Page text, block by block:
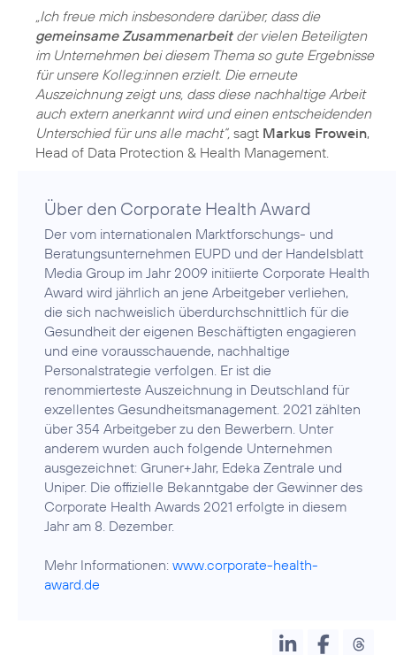
„Ich freue mich insbesondere darüber, dass die
gemeinsame Zusammenarbeitder vielen Beteiligten
im Unternehmen bei diesem Thema so gute Ergebnisse
für unsere Kolleg:innen erzielt. Die erneute
Auszeichnung zeigt uns, dass diese nachhaltige Arbeit
auch extern anerkannt wird und einen entscheidenden
Unterschied für uns alle macht“, sagt Markus Frowein,
Über den Corporate Health Award
Der vom internationalen Marktforschungs- und
Beratungsunternehmen EUPD und der Handelsblatt
Media Group im Jahr 2009 initiierte Corporate Health
Award wird jährlich an jene Arbeitgeber verliehen,
die sich nachweislich überdurchschnittlich für die
Gesundheit der eigenen Beschäftigten engagieren
und eine vorausschauende, nachhaltige
Personalstrategie verfolgen. Er ist die
renommierteste Auszeichnung in Deutschland für
exzellentes Gesundheitsmanagement. 2021 zählten
über 354 Arbeitgeber zu den Bewerbern. Unter
anderem wurden auch folgende Unternehmen
ausgezeichnet: Gruner+Jahr, Edeka Zentrale und
Uniper. Die offizielle Bekanntgabe der Gewinner des
Corporate Health Awards 2021 erfolgte in diesem
Jahr am 8. Dezember.
Mehr Informationen: www.corporate-health-
award.de